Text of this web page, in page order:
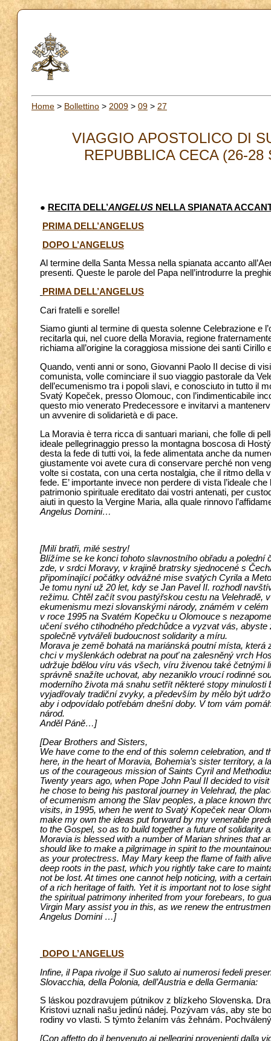
Home > Bollettino > 2009 > 09 > 27
VIAGGIO APOSTOLICO DI
REPUBBLICA CECA (26-
● RECITA DELL’ANGELUS NELLA SPIANATA
PRIMA DELL’ANGELUS
DOPO L’ANGELUS
Al termine della Santa Messa nella spianata accanto
presenti. Queste le parole del Papa nell’introdurre la
PRIMA DELL’ANGELUS
Cari fratelli e sorelle!
Siamo giunti al termine di questa solenne Celebrazione e
recitarla qui, nel cuore della Moravia, regione
richiama all’origine la coraggiosa missione dei santi Cirillo
Quando, venti anni or sono, Giovanni Paolo II decise di
comunista, volle cominciare il suo viaggio pastorale da
dell’ecumenismo tra i popoli slavi, e conosciuto in tutto il
Svatý Kopeček, presso Olomouc, con l’indimenticabile
questo mio venerato Predecessore e invitarvi a
un avvenire di solidarietà e di pace.
La Moravia è terra ricca di santuari mariani, che folle di
ideale pellegrinaggio presso la montagna boscosa di
desta la fede di tutti voi, la fede alimentata anche da
giustamente voi avete cura di conservare perché non
volte si costata, con una certa nostalgia, che il ritmo della
fede. E’ importante invece non perdere di vista l’ideale
patrimonio spirituale ereditato dai vostri antenati, per
aiuti in questo la Vergine Maria, alla quale rinnovo
Angelus Domini…
[Milí bratři, milé sestry!
Blížíme se ke konci tohoto slavnostního obřadu a
zde, v srdci Moravy, v krajině bratrsky sjednocené s
připomínající počátky odvážné mise svatých Cyrila a
Je tomu nyní už 20 let, kdy se Jan Pavel II. rozhodl
režimu. Chtěl začít svou pastýřskou cestu na Velehradě,
ekumenismu mezi slovanskými národy, známém v
v roce 1995 na Svatém Kopečku u Olomouce s
učení svého ctihodného předchůdce a vyzvat vás,
společně vytvářeli budoucnost solidarity a míru.
Morava je země bohatá na mariánská poutní místa,
chci v myšlenkách odebrat na pouť na zalesněný vrch
udržuje bdělou víru vás všech, víru živenou také
správně snažíte uchovat, aby nezaniklo vroucí rodinné
moderního života má snahu setřít některé stopy
vyjadřovaly tradiční zvyky, a především by mělo být
aby i odpovídalo potřebám dnešní doby. V tom vám
národ.
Anděl Páně…]
[Dear Brothers and Sisters,
We have come to the end of this solemn celebration, and
here, in the heart of Moravia, Bohemia’s sister territory,
us of the courageous mission of Saints Cyril and
Twenty years ago, when Pope John Paul II decided to
he chose to being his pastoral journey in Velehrad, the
of ecumenism among the Slav peoples, a place known
visits, in 1995, when he went to Svatý Kopeček near
make my own the ideas put forward by my venerable
to the Gospel, so as to build together a future of solidarity
Moravia is blessed with a number of Marian shrines that
should like to make a pilgrimage in spirit to the
as your protectress. May Mary keep the flame of faith
deep roots in the past, which you rightly take care to
not be lost. At times one cannot help noticing, with a
of a rich heritage of faith. Yet it is important not to lose
the spiritual patrimony inherited from your forebears, to
Virgin Mary assist you in this, as we renew the
Angelus Domini …]
DOPO L’ANGELUS
Infine, il Papa rivolge il Suo saluto ai numerosi fedeli
Slovacchia, della Polonia, dell’Austria e della Germania:
S láskou pozdravujem pútnikov z blízkeho Slovenska.
Kristovi uznali našu jedinú nádej. Pozývam vás, aby ste
rodiny vo vlasti. S týmto želaním vás žehnám.
[Con affetto do il benvenuto ai pellegrini provenienti dalla